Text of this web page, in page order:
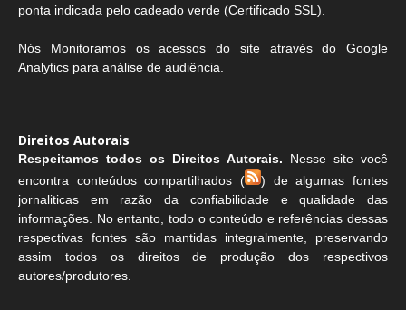
ponta indicada pelo cadeado verde (Certificado SSL).
Nós Monitoramos os acessos do site através do Google
Analytics para análise de audiência.
Direitos Autorais
Respeitamos todos os Direitos Autorais. Nesse site você
encontra conteúdos compartilhados (
) de algumas fontes
jornaliticas em razão da confiabilidade e qualidade das
informações. No entanto, todo o conteúdo e referências dessas
respectivas fontes são mantidas integralmente, preservando
assim todos os direitos de produção dos respectivos
autores/produtores.